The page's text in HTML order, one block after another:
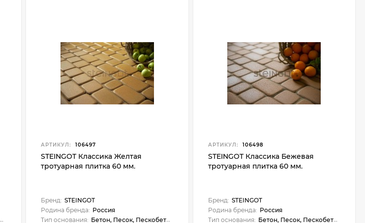
АРТИКУЛ: 106497
STEINGOT Классика Желтая
тротуарная плитка 60 мм.
Бренд: STEINGOT
Родина бренда: Россия
Тип основания: Бетон, Песок, Пескобетон
АРТИКУЛ: 106498
STEINGOT Классика Бежевая
тротуарная плитка 60 мм.
Бренд: STEINGOT
Родина бренда: Россия
Тип основания: Бетон, Песок, Пескобетон